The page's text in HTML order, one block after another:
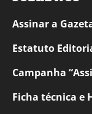
Assinar a
Estatuto
Campanha
Ficha técnica e